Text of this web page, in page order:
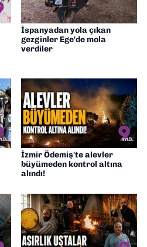
İspanyadan yola çıkan
gezginler Ege'de mola
verdiler
İzmir Ödemiş'te alevler
büyümeden kontrol altına
alındı!